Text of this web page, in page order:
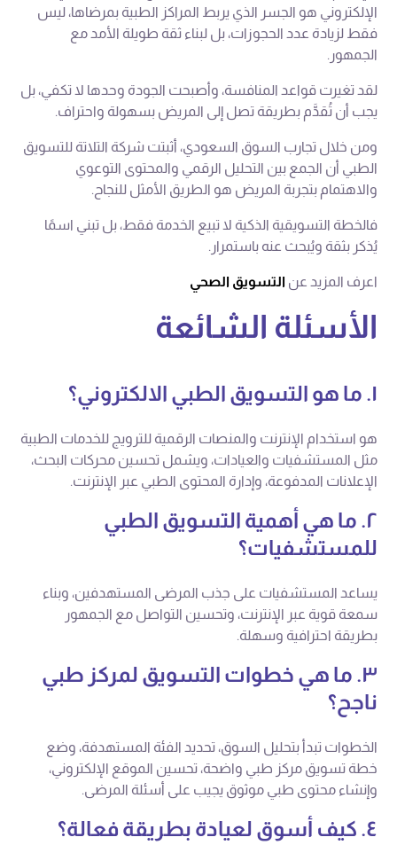
الإلكتروني هو الجسر الذي يربط المراكز الطبية بمرضاها، ليس
فقط لزيادة عدد الحجوزات، بل لبناء ثقة طويلة الأمد مع
الجمهور.
لقد تغيرت قواعد المنافسة، وأصبحت الجودة وحدها لا تكفي، بل
يجب أن تُقدَّم بطريقة تصل إلى المريض بسهولة واحتراف.
ومن خلال تجارب السوق السعودي، أثبتت شركة التلاتة للتسويق
الطبي أن الجمع بين التحليل الرقمي والمحتوى التوعوي
والاهتمام بتجربة المريض هو الطريق الأمثل للنجاح.
فالخطة التسويقية الذكية لا تبيع الخدمة فقط، بل تبني اسمًا
يُذكر بثقة ويُبحث عنه باستمرار.
اعرف المزيد عن التسويق الصحي
الأسئلة الشائعة
١. ما هو التسويق الطبي الالكتروني؟
هو استخدام الإنترنت والمنصات الرقمية للترويج للخدمات الطبية
مثل المستشفيات والعيادات، ويشمل تحسين محركات البحث،
الإعلانات المدفوعة، وإدارة المحتوى الطبي عبر الإنترنت.
٢. ما هي أهمية التسويق الطبي
للمستشفيات؟
يساعد المستشفيات على جذب المرضى المستهدفين، وبناء
سمعة قوية عبر الإنترنت، وتحسين التواصل مع الجمهور
بطريقة احترافية وسهلة.
٣. ما هي خطوات التسويق لمركز طبي
ناجح؟
الخطوات تبدأ بتحليل السوق، تحديد الفئة المستهدفة، وضع
خطة تسويق مركز طبي واضحة، تحسين الموقع الإلكتروني،
وإنشاء محتوى طبي موثوق يجيب على أسئلة المرضى.
٤. كيف أسوق لعيادة بطريقة فعالة؟